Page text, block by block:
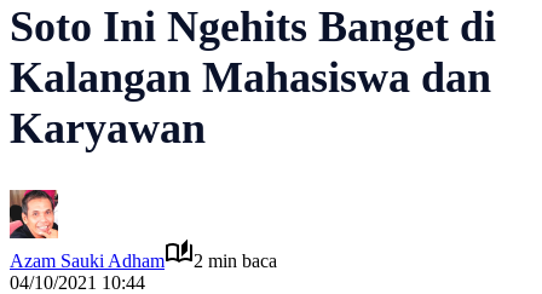
Soto Ini Ngehits Banget di
Kalangan Mahasiswa dan
Karyawan
Azam Sauki Adham
2 min baca
04/10/2021 10:44